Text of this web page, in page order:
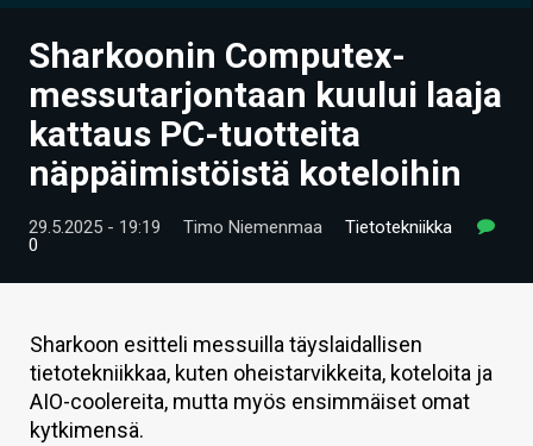
UUTISET
ARTIKKELIT
VIDEOT
TECHBBS
KAUPPA
VAIHDA TEEMA
Sharkoonin Computex-
messutarjontaan kuului laaja
kattaus PC-tuotteita
näppäimistöistä koteloihin
29.5.2025 - 19:19 Timo Niemenmaa
Tietotekniikka
0
Sharkoon esitteli messuilla täyslaidallisen
tietotekniikkaa, kuten oheistarvikkeita, koteloita ja
AIO-coolereita, mutta myös ensimmäiset omat
kytkimensä.